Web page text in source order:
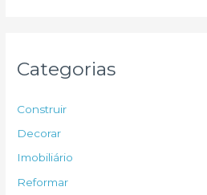
p
o
Categorias
Construir
Decorar
Imobiliário
Reformar